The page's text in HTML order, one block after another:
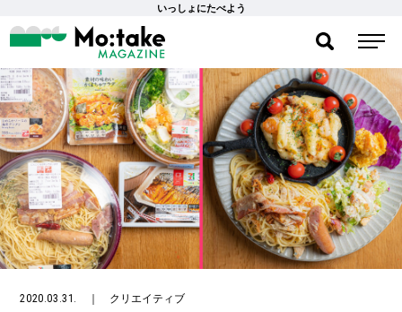
いっしょにたべよう
2020.03.31. クリエイティブ